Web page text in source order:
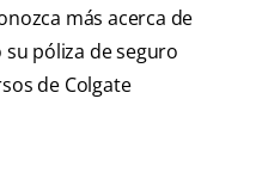
más acerca de
póliza de seguro
de Colgate